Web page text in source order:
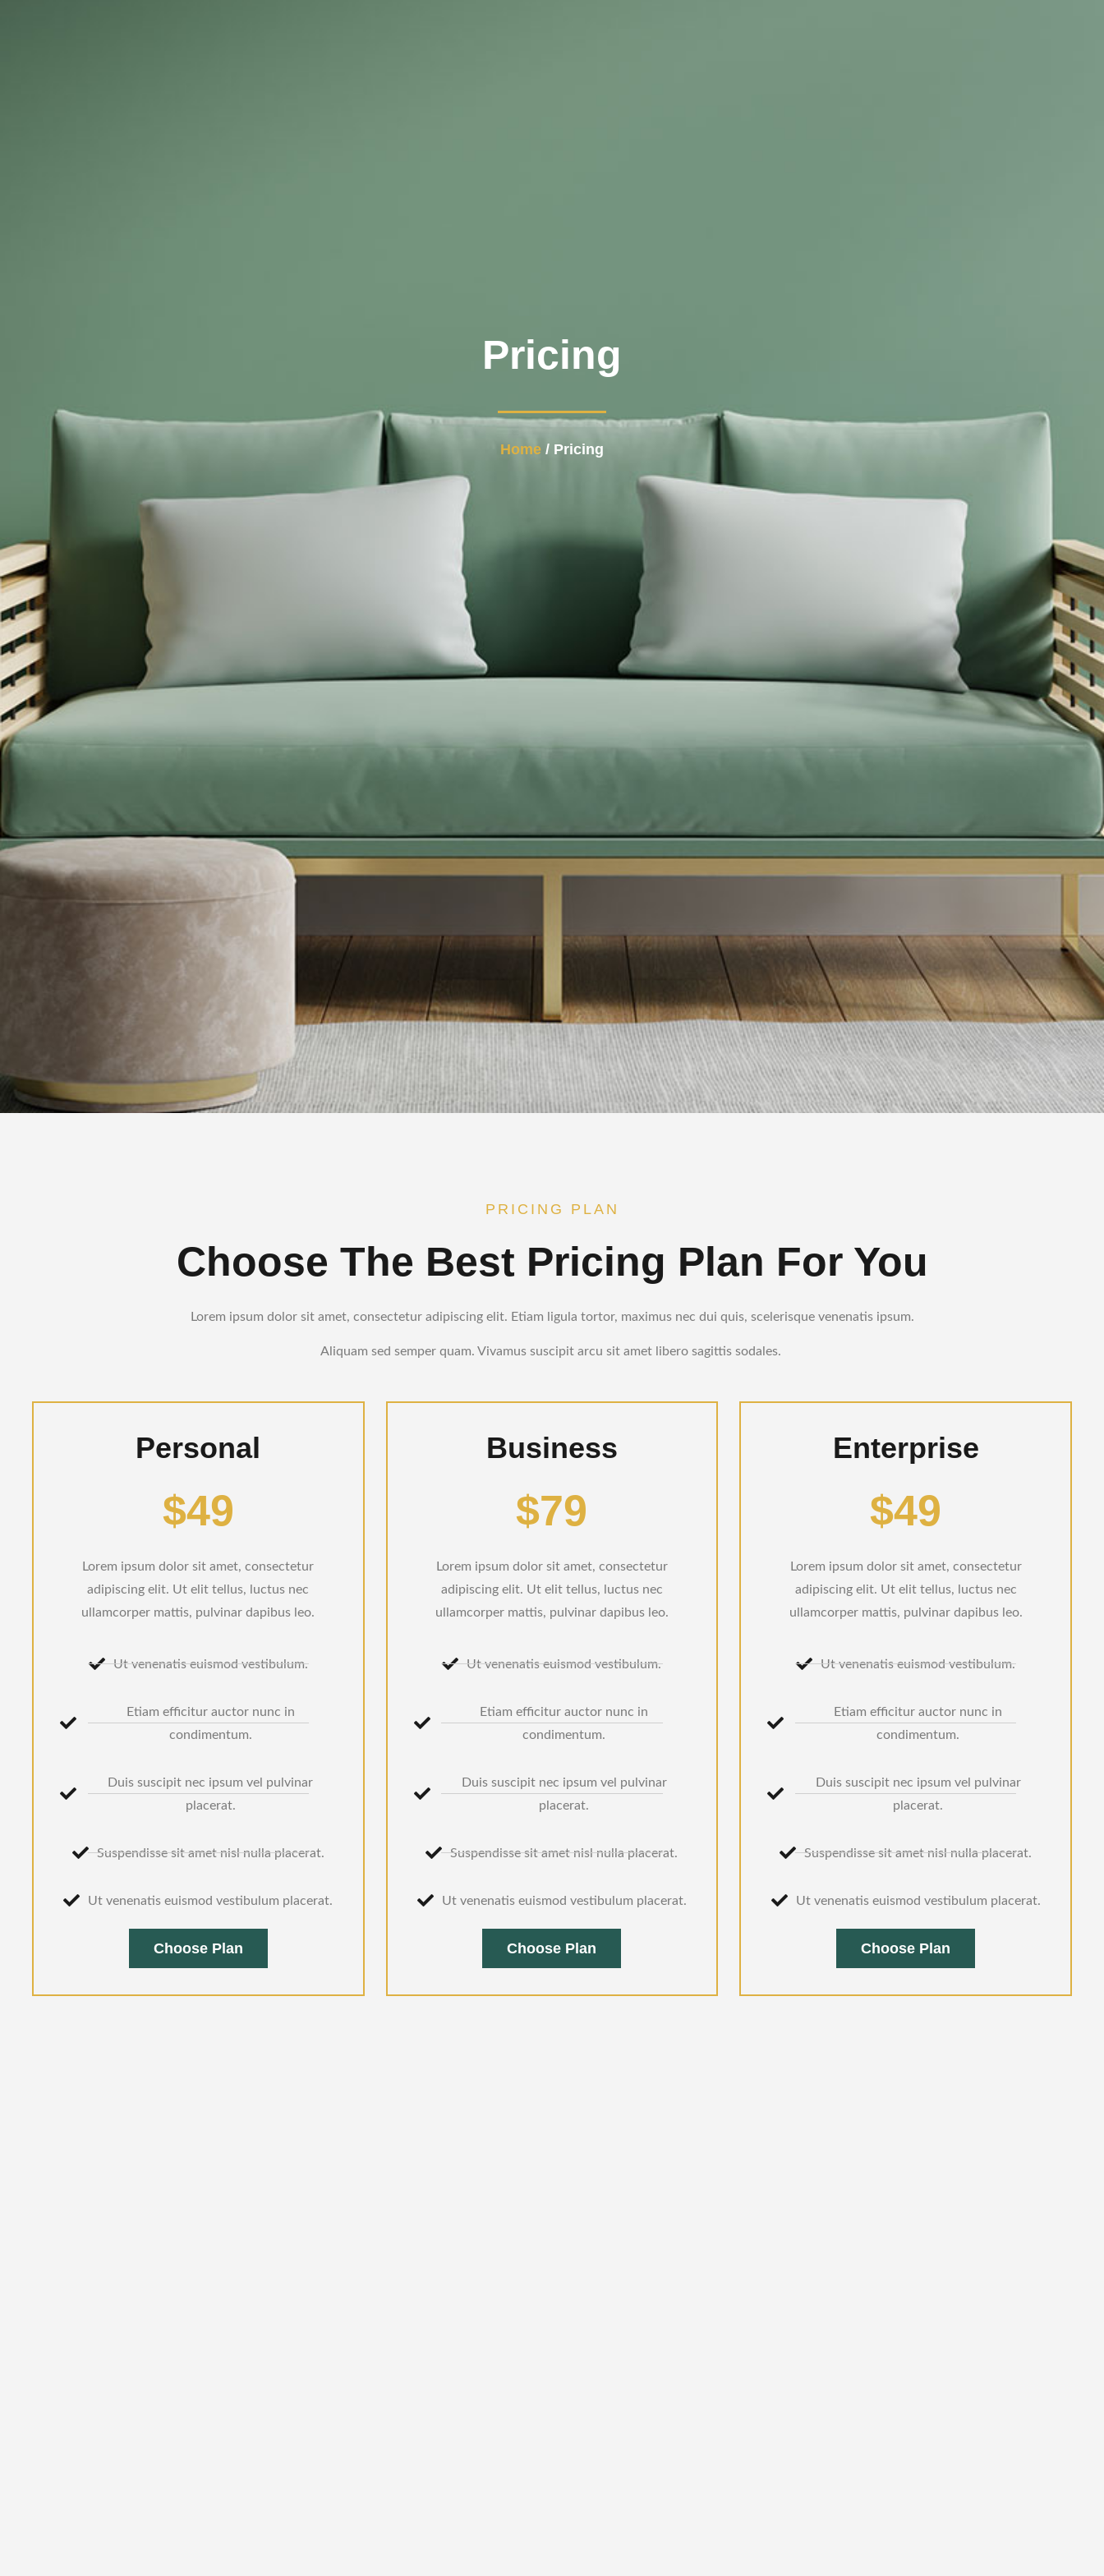
Pricing
Home / Pricing
PRICING PLAN
Choose The Best Pricing Plan For You
Lorem ipsum dolor sit amet, consectetur adipiscing elit. Etiam ligula tortor, maximus nec dui quis, scelerisque venenatis ipsum.
Aliquam sed semper quam. Vivamus suscipit arcu sit amet libero sagittis sodales.
Personal
$49
Lorem ipsum dolor sit amet, consectetur
adipiscing elit. Ut elit tellus, luctus nec
ullamcorper mattis, pulvinar dapibus leo.
Ut venenatis euismod vestibulum.
Etiam efficitur auctor nunc in
condimentum.
Duis suscipit nec ipsum vel pulvinar
placerat.
Suspendisse sit amet nisl nulla placerat.
Ut venenatis euismod vestibulum placerat.
Choose Plan
Business
$79
Lorem ipsum dolor sit amet, consectetur
adipiscing elit. Ut elit tellus, luctus nec
ullamcorper mattis, pulvinar dapibus leo.
Ut venenatis euismod vestibulum.
Etiam efficitur auctor nunc in
condimentum.
Duis suscipit nec ipsum vel pulvinar
placerat.
Suspendisse sit amet nisl nulla placerat.
Ut venenatis euismod vestibulum placerat.
Choose Plan
Enterprise
$49
Lorem ipsum dolor sit amet, consectetur
adipiscing elit. Ut elit tellus, luctus nec
ullamcorper mattis, pulvinar dapibus leo.
Ut venenatis euismod vestibulum.
Etiam efficitur auctor nunc in
condimentum.
Duis suscipit nec ipsum vel pulvinar
placerat.
Suspendisse sit amet nisl nulla placerat.
Ut venenatis euismod vestibulum placerat.
Choose Plan